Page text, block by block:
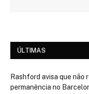
ÚLTIMAS
Rashford avisa que não
permanência no